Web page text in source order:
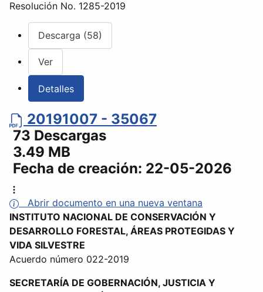
Resolución No. 1285-2019
Descarga (58)
Ver
Detalles
20191007 - 35067
73 Descargas
3.49 MB
Fecha de creación: 22-05-2026
Abrir documento en una nueva ventana
INSTITUTO NACIONAL DE CONSERVACIÓN Y
DESARROLLO FORESTAL, ÁREAS PROTEGIDAS Y
VIDA SILVESTRE
Acuerdo número 022-2019
SECRETARÍA DE GOBERNACIÓN, JUSTICIA Y